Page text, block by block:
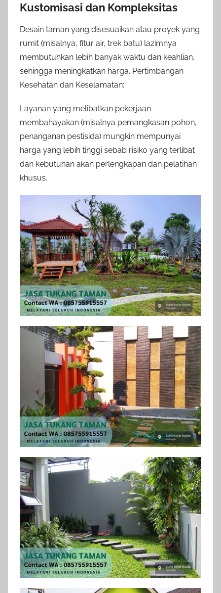
Kustomisasi dan Kompleksitas
Desain taman yang disesuaikan atau proyek yang
rumit (misalnya, fitur air, trek batu) lazimnya
membutuhkan lebih banyak waktu dan keahlian,
sehingga meningkatkan harga. Pertimbangan
Kesehatan dan Keselamatan:
Layanan yang melibatkan pekerjaan
membahayakan (misalnya pemangkasan pohon,
penanganan pestisida) mungkin mempunyai
harga yang lebih tinggi sebab risiko yang terlibat
dan kebutuhan akan perlengkapan dan pelatihan
khusus.